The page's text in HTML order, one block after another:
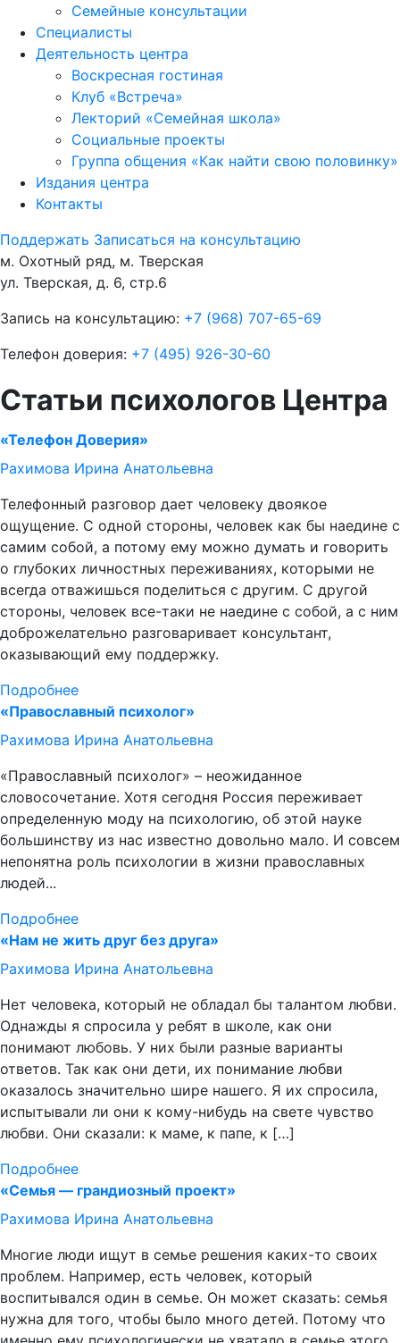
Семейные консультации
Специалисты
Деятельность центра
Воскресная гостиная
Клуб «Встреча»
Лекторий «Семейная школа»
Социальные проекты
Группа общения «Как найти свою половинку»
Издания центра
Контакты
Поддержать Записаться на консультацию
м. Охотный ряд, м. Тверская
ул. Тверская, д. 6, стр.6
Запись на консультацию: +7 (968) 707-65-69
Телефон доверия: +7 (495) 926-30-60
Статьи психологов Центра
«Телефон Доверия»
Рахимова Ирина Анатольевна
Телефонный разговор дает человеку двоякое
ощущение. С одной стороны, человек как бы наедине с
самим собой, а потому ему можно думать и говорить
о глубоких личностных переживаниях, которыми не
всегда отважишься поделиться с другим. С другой
стороны, человек все-таки не наедине с собой, а с ним
доброжелательно разговаривает консультант,
оказывающий ему поддержку.
Подробнее
«Православный психолог»
Рахимова Ирина Анатольевна
«Православный психолог» – неожиданное
словосочетание. Хотя сегодня Россия переживает
определенную моду на психологию, об этой науке
большинству из нас известно довольно мало. И совсем
непонятна роль психологии в жизни православных
людей...
Подробнее
«Нам не жить друг без друга»
Рахимова Ирина Анатольевна
Нет человека, который не обладал бы талантом любви.
Однажды я спросила у ребят в школе, как они
понимают любовь. У них были разные варианты
ответов. Так как они дети, их понимание любви
оказалось значительно шире нашего. Я их спросила,
испытывали ли они к кому-нибудь на свете чувство
любви. Они сказали: к маме, к папе, к […]
Подробнее
«Семья — грандиозный проект»
Рахимова Ирина Анатольевна
Многие люди ищут в семье решения каких-то своих
проблем. Например, есть человек, который
воспитывался один в семье. Он может сказать: семья
нужна для того, чтобы было много детей. Потому что